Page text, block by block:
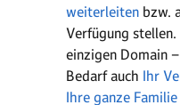
weiterleiten bzw.
Verfügung
einzigen Domain
Bedarf auch Ihr
Ihre ganze